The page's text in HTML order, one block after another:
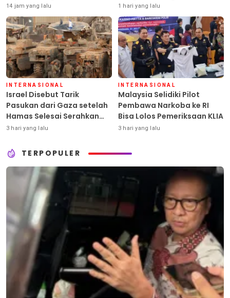
14 jam yang lalu 1 hari yang lalu
INTERNASIONAL
Israel Disebut Tarik
Pasukan dari Gaza setelah
Hamas Selesai Serahkan
Senjata
3 hari yang lalu
INTERNASIONAL
Malaysia Selidiki Pilot
Pembawa Narkoba ke RI
Bisa Lolos Pemeriksaan KLIA
3 hari yang lalu
TERPOPULER